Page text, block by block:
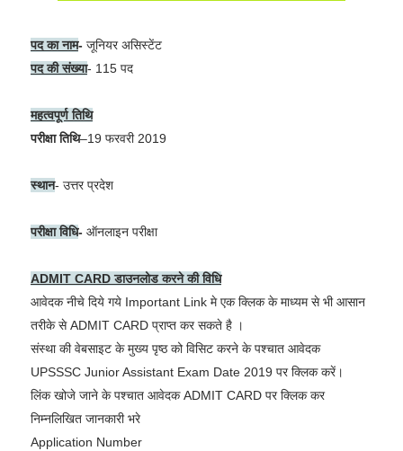
पद का नाम- जूनियर असिस्टेंट
पद कीसंख्या- 115 पद
महत्वपूर्ण तिथि
परीक्षा तिथि–19 फरवरी 2019
स्थान- उत्तर प्रदेश
परीक्षा विधि- ऑनलाइन परीक्षा
ADMIT CARD डाउनलोड करने की विधि
आवेदक नीचे दिये गये Important Link मे एक क्लिक के माध्यम से भी आसान
तरीके से ADMIT CARD प्राप्त कर सकते है ।
संस्था की वेबसाइट के मुख्य पृष्ठ को विसिट करने के पश्चात आवेदक
UPSSSC Junior Assistant Exam Date 2019 पर क्लिक करें।
लिंक खोजे जाने के पश्चात आवेदक ADMIT CARD पर क्लिक कर
निम्नलिखित जानकारी भरे
Application Number